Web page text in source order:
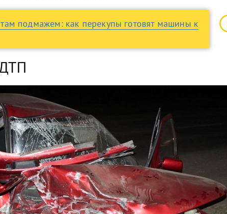
подмажем: как перекупы готовят машины к